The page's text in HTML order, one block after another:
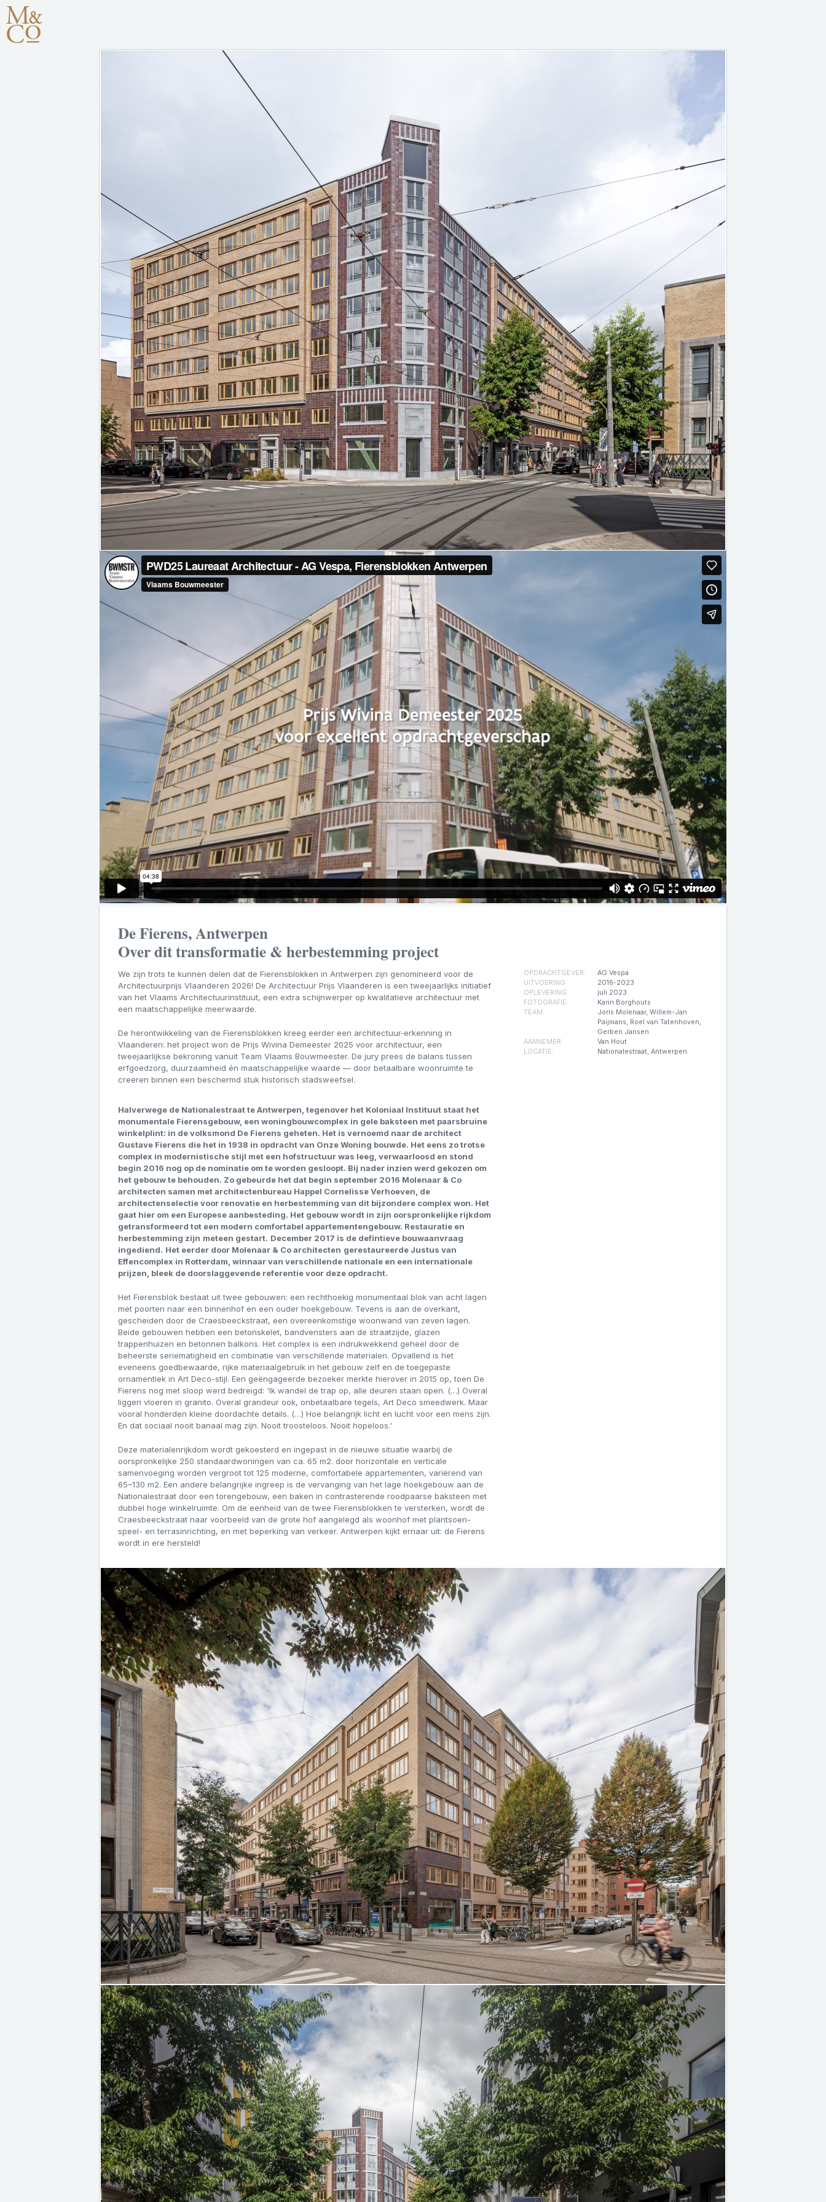
De Fierens, Antwerpen
Over dit transformatie & herbestemming project
We zijn trots te kunnen delen dat de Fierensblokken in Antwerpen zijn genomineerd voor de
Architectuurprijs Vlaanderen 2026! De Architectuur Prijs Vlaanderen is een tweejaarlijks initiatief
van het Vlaams Architectuurinstituut, een extra schijnwerper op kwalitatieve architectuur met
een maatschappelijke meerwaarde.
De herontwikkeling van de Fierensblokken kreeg eerder een architectuur‑erkenning in
Vlaanderen: het project won de Prijs Wivina Demeester 2025 voor architectuur, een
tweejaarlijkse bekroning vanuit Team Vlaams Bouwmeester. De jury prees de balans tussen
erfgoedzorg, duurzaamheid én maatschappelijke waarde — door betaalbare woonruimte te
creëren binnen een beschermd stuk historisch stadsweefsel.
Halverwege de Nationalestraat te Antwerpen, tegenover het Koloniaal Instituut staat het
monumentale Fierensgebouw, een woningbouwcomplex in gele baksteen met paarsbruine
winkelplint: in de volksmond De Fierens geheten. Het is vernoemd naar de architect
Gustave Fierens die het in 1938 in opdracht van Onze Woning bouwde. Het eens zo trotse
complex in modernistische stijl met een hofstructuur was leeg, verwaarloosd en stond
begin 2016 nog op de nominatie om te worden gesloopt. Bij nader inzien werd gekozen om
het gebouw te behouden. Zo gebeurde het dat begin september 2016 Molenaar & Co
architecten samen met architectenbureau Happel Cornelisse Verhoeven, de
architectenselectie voor renovatie en herbestemming van dit bijzondere complex won. Het
gaat hier om een Europese aanbesteding. Het gebouw wordt in zijn oorspronkelijke rijkdom
getransformeerd tot een modern comfortabel appartementengebouw. Restauratie en
herbestemming zijn meteen gestart. December 2017 is de defintieve bouwaanvraag
ingediend. Het eerder door Molenaar & Coarchitecten gerestaureerde Justus van
Effencomplex in Rotterdam, winnaar van verschillende nationale en een internationale
prijzen, bleek de doorslaggevende referentie voor deze opdracht.
Het Fierensblok bestaat uit twee gebouwen: een rechthoekig monumentaal blok van acht lagen
met poorten naar een binnenhof en een ouder hoekgebouw. Tevens is aan de overkant,
gescheiden door de Craesbeeckstraat, een overeenkomstige woonwand van zeven lagen.
Beide gebouwen hebben een betonskelet, bandvensters aan de straatzijde, glazen
trappenhuizen en betonnen balkons. Het complex is een indrukwekkend geheel door de
beheerste seriematigheid en combinatie van verschillende materialen. Opvallend is het
eveneens goedbewaarde, rijke materiaalgebruik in het gebouw zelf en de toegepaste
ornamentiek in Art Deco-stijl. Een geëngageerde bezoeker merkte hierover in 2015 op, toen De
Fierens nog met sloop werd bedreigd: 'Ik wandel de trap op, alle deuren staan open. (…) Overal
liggen vloeren in granito. Overal grandeur ook, onbetaalbare tegels, Art Deco smeedwerk. Maar
vooral honderden kleine doordachte details. (…) Hoe belangrijk licht en lucht voor een mens zijn.
En dat sociaal nooit banaal mag zijn. Nooit troosteloos. Nooit hopeloos.'
Deze materialenrijkdom wordt gekoesterd en ingepast in de nieuwe situatie waarbij de
oorspronkelijke 250 standaardwoningen van ca. 65 m2. door horizontale en verticale
samenvoeging worden vergroot tot 125 moderne, comfortabele appartementen, variërend van
65–130 m2. Een andere belangrijke ingreep is de vervanging van het lage hoekgebouw aan de
Nationalestraat door een torengebouw, een baken in contrasterende roodpaarse baksteen met
dubbel hoge winkelruimte. Om de eenheid van de twee Fierensblokken te versterken, wordt de
Craesbeeckstraat naar voorbeeld van de grote hof aangelegd als woonhof met plantsoen-
speel- en terrasinrichting, en met beperking van verkeer. Antwerpen kijkt ernaar uit: de Fierens
wordt in ere hersteld!
OPDRACHTGEVER:
AG Vespa
UITVOERING:
2016-2023
OPLEVERING:
juli 2023
FOTOGRAFIE:
Karin Borghouts
TEAM:
Joris Molenaar, Willem-Jan
Paijmans, Roel van Tatenhoven,
Gerben Jansen
AANNEMER:
Van Hout
LOCATIE:
Nationalestraat, Antwerpen